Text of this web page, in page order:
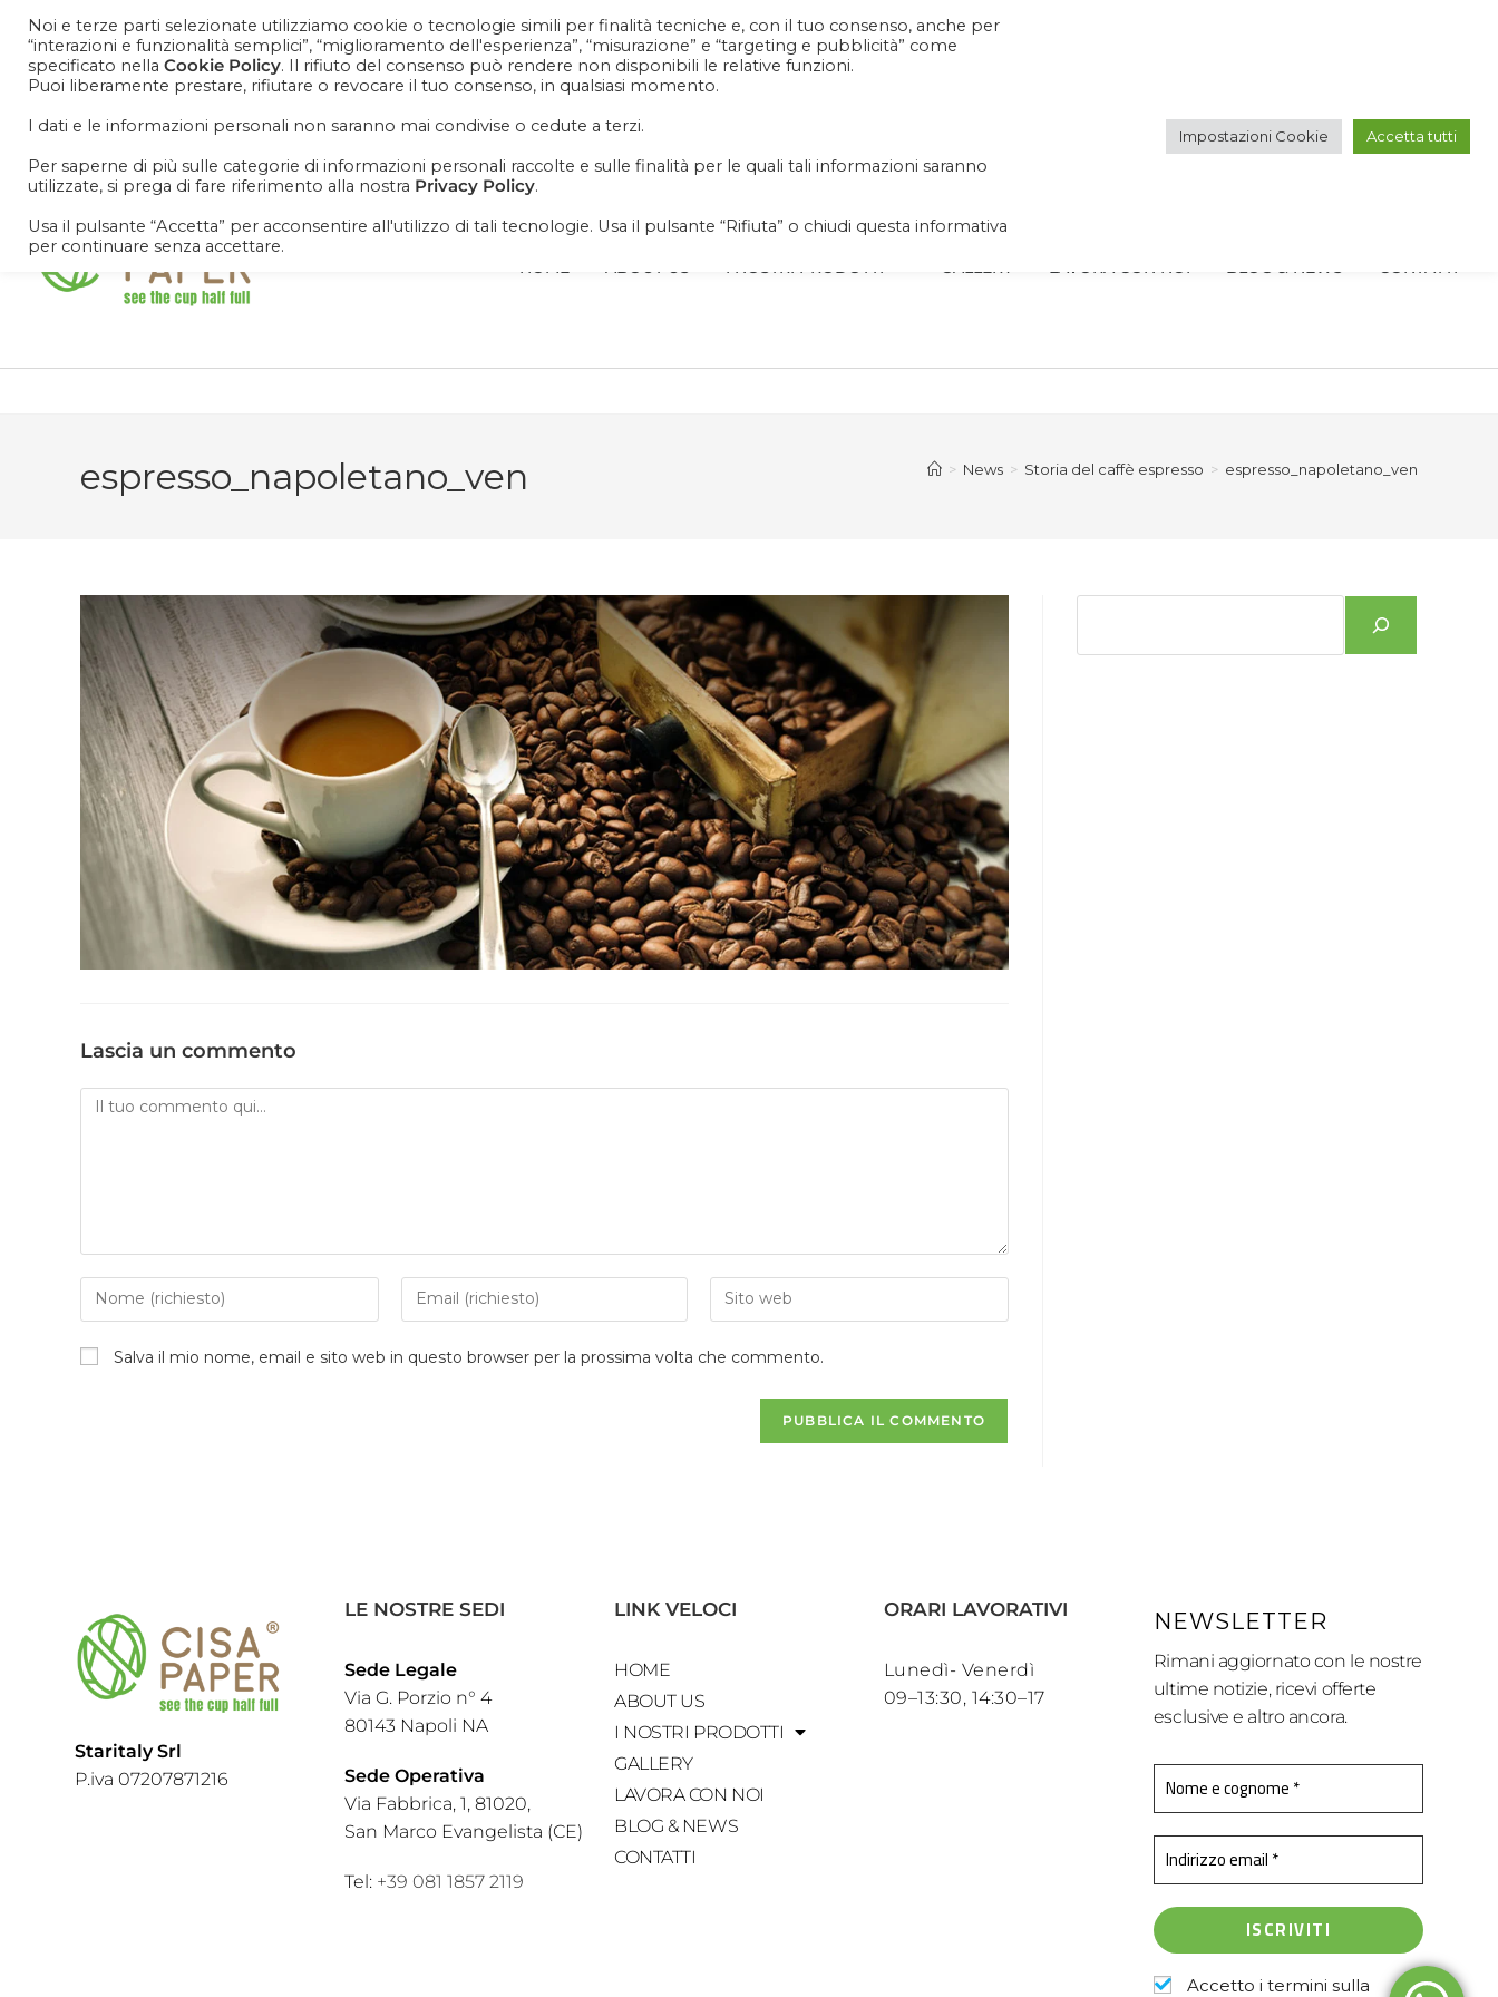
Cosa aspetti? Entra nel mondo Cisapaper! Resta aggiornato su news, novità e soprattutto promo promo
promoooooo!
HOME ABOUT US I NOSTRI PRODOTTI GALLERY LAVORA CON NOI BLOG & NEWS CONTATTI
espresso_napoletano_ven > News > Storia del caffè espresso > espresso_napoletano_ven
Lascia un commento
Salva il mio nome, email e sito web in questo browser per la prossima volta che commento.
Staritaly Srl
P.iva 07207871216
LE NOSTRE SEDI
Sede Legale
Via G. Porzio n° 4
80143 Napoli NA
Sede Operativa
Via Fabbrica, 1, 81020,
San Marco Evangelista (CE)
Tel: +39 081 1857 2119
LINK VELOCI
HOME
ABOUT US
I NOSTRI PRODOTTI
GALLERY
LAVORA CON NOI
BLOG & NEWS
CONTATTI
ORARI LAVORATIVI
Lunedì- Venerdì
09–13:30, 14:30–17
NEWSLETTER
Rimani aggiornato con le nostre
ultime notizie, ricevi offerte
esclusive e altro ancora.
Accetto i termini sulla
Noi e terze parti selezionate utilizziamo cookie o tecnologie simili per finalità tecniche e, con il tuo consenso, anche per
“interazioni e funzionalità semplici”, “miglioramento dell'esperienza”, “misurazione” e “targeting e pubblicità” come
specificato nella Cookie Policy. Il rifiuto del consenso può rendere non disponibili le relative funzioni.
Puoi liberamente prestare, rifiutare o revocare il tuo consenso, in qualsiasi momento.
I dati e le informazioni personali non saranno mai condivise o cedute a terzi.
Per saperne di più sulle categorie di informazioni personali raccolte e sulle finalità per le quali tali informazioni saranno
utilizzate, si prega di fare riferimento alla nostra Privacy Policy.
Usa il pulsante “Accetta” per acconsentire all'utilizzo di tali tecnologie. Usa il pulsante “Rifiuta” o chiudi questa informativa
per continuare senza accettare.
Impostazioni Cookie Accetta tutti
Contattaci +39 081 1857 2119